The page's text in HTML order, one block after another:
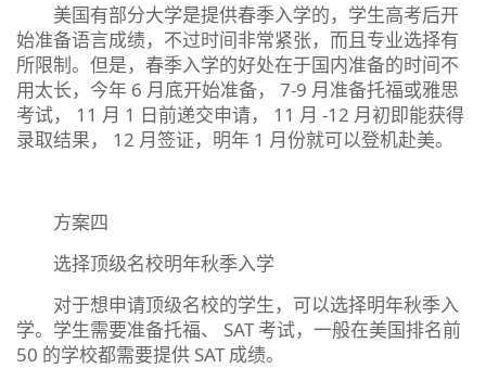
美国有部分大学是提供春季入学的，学生高考后开
始准备语言成绩，不过时间非常紧张，而且专业选择有
所限制。但是，春季入学的好处在于国内准备的时间不
用太长，今年 6 月底开始准备， 7-9 月准备托福或雅思
考试， 11 月 1 日前递交申请， 11 月 -12 月初即能获得
录取结果， 12 月签证，明年 1 月份就可以登机赴美。
方案四
选择顶级名校明年秋季入学
对于想申请顶级名校的学生，可以选择明年秋季入
学。学生需要准备托福、 SAT 考试，一般在美国排名前
50 的学校都需要提供 SAT 成绩。